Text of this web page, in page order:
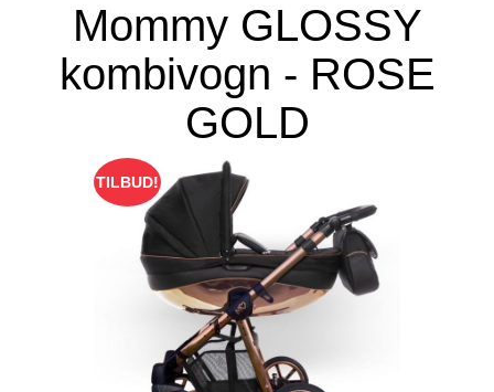
Mommy GLOSSY
kombivogn - ROSE
GOLD
TILBUD!